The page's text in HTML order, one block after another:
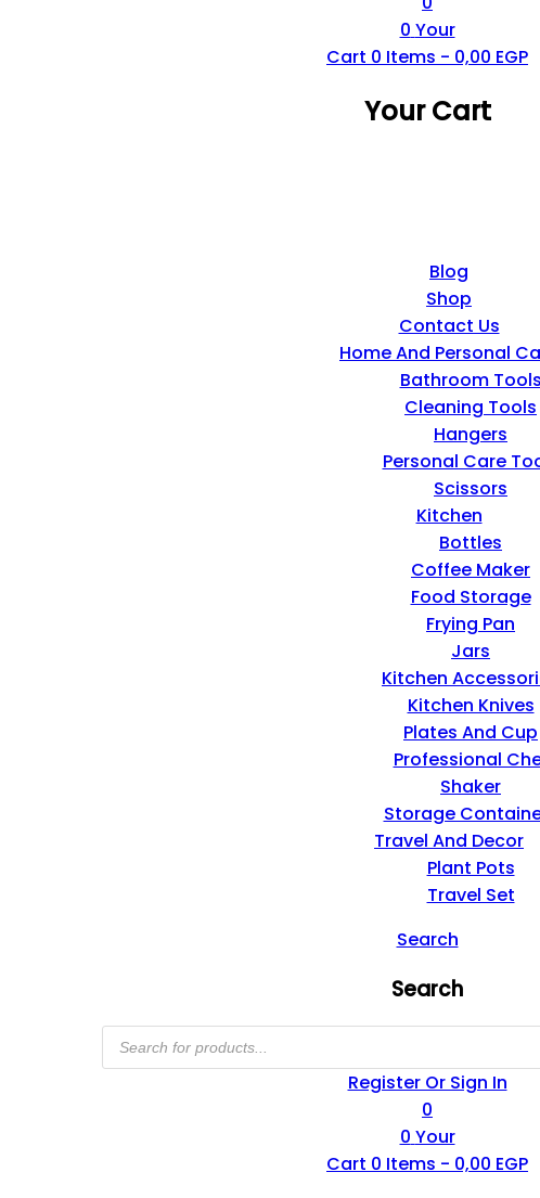
0 Your
Cart 0 Items - 0,00 EGP
Your Cart
Blog
Shop
Contact Us
Home And Personal
Bathroom Tools
Cleaning Tools
Hangers
Personal Care
Scissors
Kitchen
Bottles
Coffee Maker
Food Storage
Frying Pan
Jars
Kitchen
Kitchen Knives
Plates And Cup
Professional
Shaker
Storage
Travel And Decor
Plant Pots
Travel Set
Search
Search
Products
Search
Register Or Sign In
0
0 Your
Cart 0 Items - 0,00 EGP